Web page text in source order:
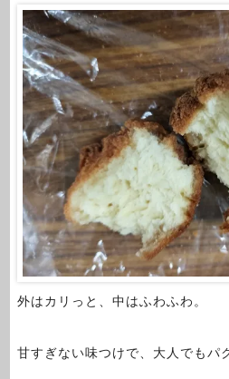
外はカリっと、中はふわふわ。
甘すぎない味つけで、大人でもパ